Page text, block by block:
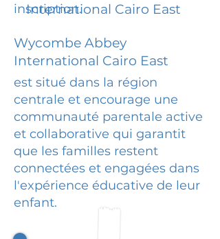
inscription.
International Cairo East
Wycombe Abbey
International Cairo East
est situé dans la région
centrale et encourage une
communauté parentale active
et collaborative qui garantit
que les familles restent
connectées et engagées dans
l'expérience éducative de leur
enfant.